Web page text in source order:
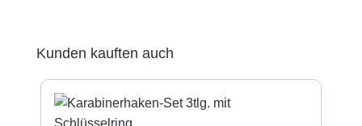
Produktgalerie überspringen
Kunden kauften auch